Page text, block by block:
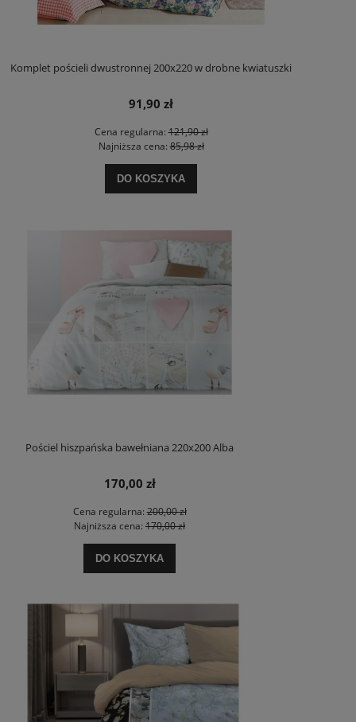
Komplet pościeli dwustronnej 200x220 w drobne kwiatuszki
91,90 zł
Cena regularna:121,90 zł
Najniższa cena:85,98 zł
DO KOSZYKA
Pościel hiszpańska bawełniana 220x200 Alba
170,00 zł
Cena regularna:200,00 zł
Najniższa cena: 170,00 zł
DO KOSZYKA